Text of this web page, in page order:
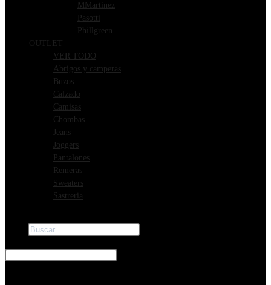
MMartinez
Pasotti
Phillgreen
OUTLET
VER TODO
Abrigos y camperas
Buzos
Calzado
Camisas
Chombas
Jeans
Joggers
Pantalones
Remeras
Sweaters
Sastreria